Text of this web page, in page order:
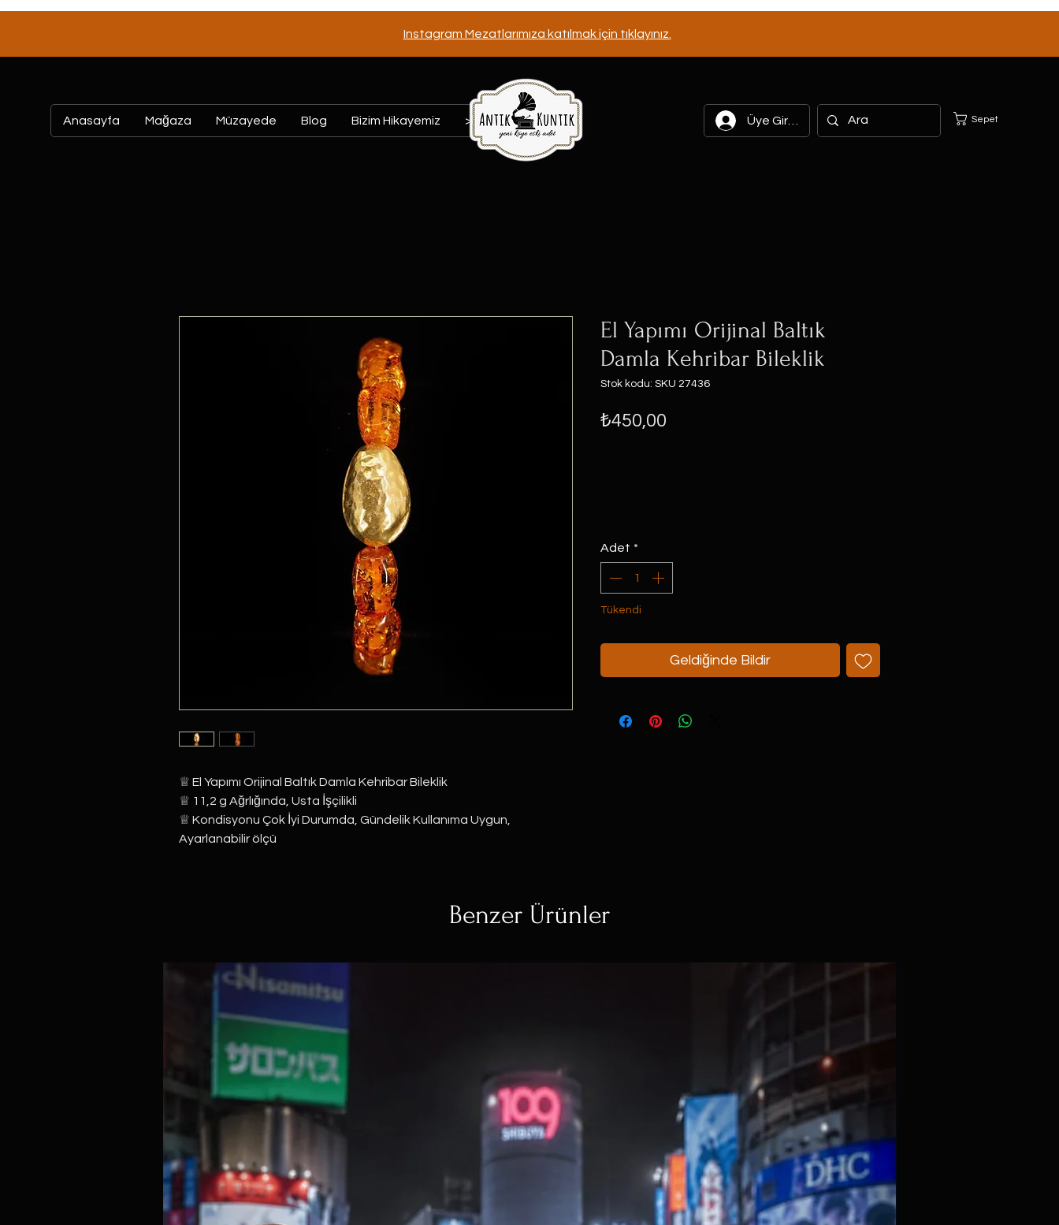
Instagram Mezatlarımıza katılmak için tıklayınız.
Anasayfa Mağaza Müzayede Blog Bizim Hikayemiz >>> Üye Girişi Sepet
♕ El Yapımı Orijinal Baltık Damla Kehribar Bileklik
♕ 11,2 g Ağrlığında, Usta İşçilikli
♕ Kondisyonu Çok İyi Durumda, Gündelik Kullanıma Uygun,
Ayarlanabilir ölçü
El Yapımı Orijinal Baltık
Damla Kehribar Bileklik
Stok kodu: SKU 27436
₺450,00
Adet *
Tükendi
Geldiğinde Bildir
Benzer Ürünler